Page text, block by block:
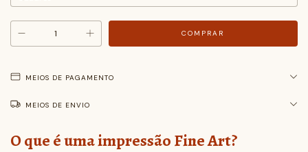
MEIOS DE PAGAMENTO
MEIOS DE ENVIO
O que é uma impressão Fine Art?